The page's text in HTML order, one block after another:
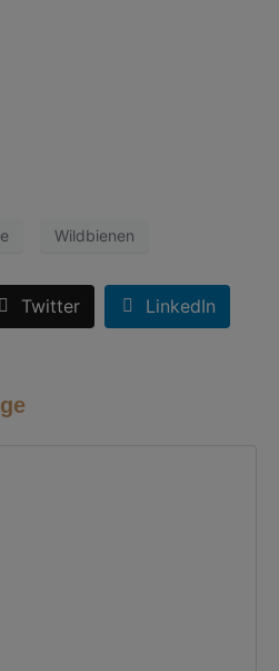
Wildbienen
Twitter LinkedIn